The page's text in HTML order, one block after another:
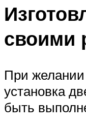
своими
При желании
установка
быть